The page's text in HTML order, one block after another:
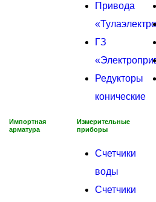
Привода
ГЗ
Редукторы
конические
Импортная
арматура
Измерительные
приборы
Счетчики
воды
Счетчики